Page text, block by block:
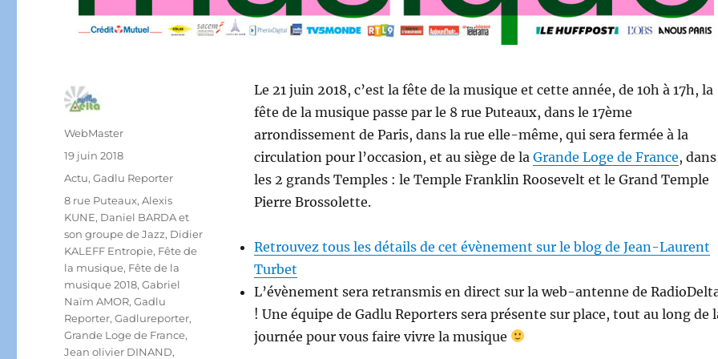
Le 21 juin 2018, c’est la fête de la musique et cette année, de 10h à 17h, la
fête de la musique passe par le 8 rue Puteaux, dans le 17ème
arrondissement de Paris, dans la rue elle-même, qui sera fermée à la
circulation pour l’occasion, et au siège de la Grande Loge de France, dans
les 2 grands Temples : le Temple Franklin Roosevelt et le Grand Temple
Pierre Brossolette.
Retrouvez tous les détails de cet évènement sur le blog de Jean-Laurent
Turbet
L’évènement sera retransmis en direct sur la web-antenne de
! Une équipe de Gadlu Reporters sera présente sur place, tout au long de
journée pour vous faire vivre la musique
Auteur
WebMaster
Publié
19 juin 2018
Catégories
Actu,Gadlu Reporter
Étiquettes
8 rue Puteaux,Alexis
KUNE, Daniel BARDA et
son groupe de Jazz, Didier
KALEFF Entropie, Fête de
la musique, Fête de la
musique 2018,Gabriel
Naïm AMOR,Gadlu
Reporter,Gadlureporter,
Grande Loge de France,
Jean olivier DINAND,